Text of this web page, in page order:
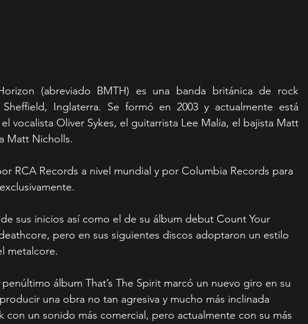
(abreviado BMTH) es una banda británica de rock
Inglaterra. Se formó en 2003 y actualmente está
vocalista Oliver Sykes, el guitarrista Lee Malia, el bajista Matt
Matt Nicholls.
RCA Records a nivel mundial y por Columbia Records para
sus inicios así como el de su álbum debut Count Your
pero en sus siguientes discos adoptaron un estilo
metalcore.
álbum That’s The Spirit marcó un nuevo giro en su
una obra no tan agresiva y mucho más inclinada
con un sonido más comercial, pero actualmente con su más